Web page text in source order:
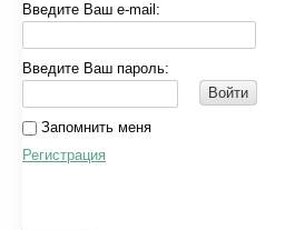
Введите Ваш e-mail:
Введите Ваш пароль:
Войти
Запомнить меня
Регистрация